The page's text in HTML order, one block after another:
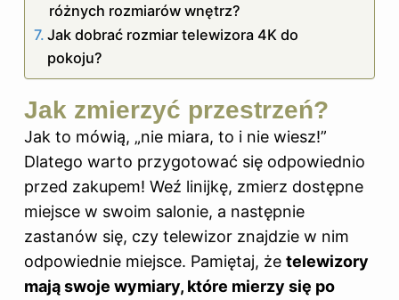
różnych rozmiarów wnętrz?
Jak dobrać rozmiar telewizora 4K do
pokoju?
Jak zmierzyć przestrzeń?
Jak to mówią, „nie miara, to i nie wiesz!”
Dlatego warto przygotować się odpowiednio
przed zakupem! Weź linijkę, zmierz dostępne
miejsce w swoim salonie, a następnie
zastanów się, czy telewizor znajdzie w nim
odpowiednie miejsce. Pamiętaj, że telewizory
mają swoje wymiary, które mierzy się po